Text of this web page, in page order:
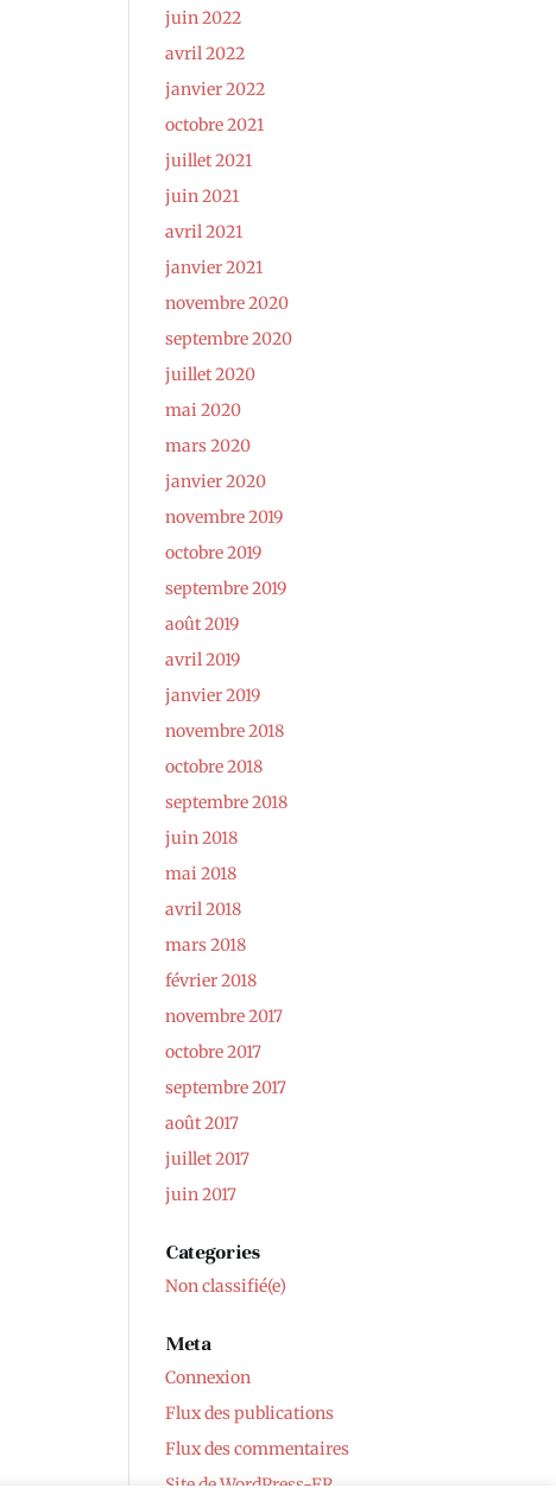
juin 2022
avril 2022
janvier 2022
octobre 2021
juillet 2021
juin 2021
avril 2021
janvier 2021
novembre 2020
septembre 2020
juillet 2020
mai 2020
mars 2020
janvier 2020
novembre 2019
octobre 2019
septembre 2019
août 2019
avril 2019
janvier 2019
novembre 2018
octobre 2018
septembre 2018
juin 2018
mai 2018
avril 2018
mars 2018
février 2018
novembre 2017
octobre 2017
septembre 2017
août 2017
juillet 2017
juin 2017
Categories
Non classifié(e)
Meta
Connexion
Flux des publications
Flux des commentaires